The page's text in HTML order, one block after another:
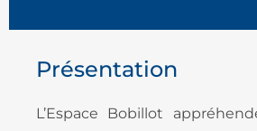
Présentation
L’Espace Bobillot